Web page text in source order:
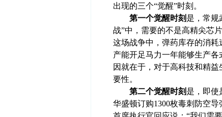
出现的三个“觉醒”时刻。
第一个觉醒时刻 是，常规
战”中，需要的不是高精尖芯
这场战争中，弹药库存的消
产能开足马力一年能够生产
因就在于，对于高科技和精
要性。
第二个觉醒时刻 是，即使
华盛顿订购1300枚毒刺防空